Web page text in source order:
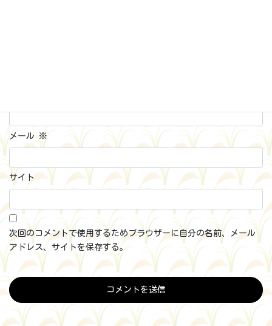
メール※
サイト
次回のコメントで使用するためブラウザーに自分の名前、メール
アドレス、サイトを保存する。